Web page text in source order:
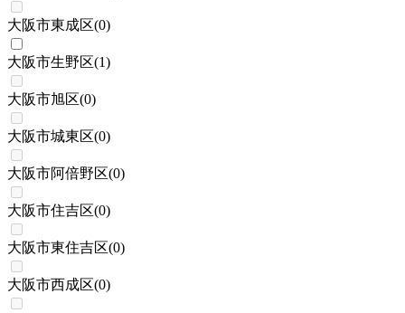
大阪市東成区(0)
大阪市生野区(1)
大阪市旭区(0)
大阪市城東区(0)
大阪市阿倍野区(0)
大阪市住吉区(0)
大阪市東住吉区(0)
大阪市西成区(0)